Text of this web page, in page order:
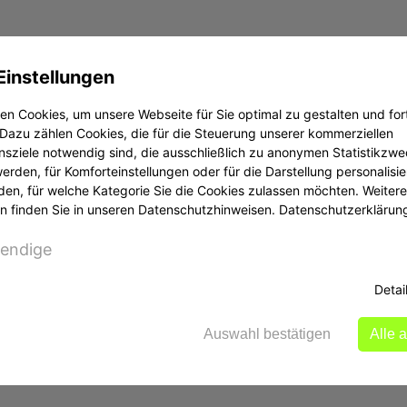
haben, gibt es trotzdem rechtliche
und die Möglichkeit, eine strafrechtliche
Kontoauszüge, E-Mails, Screenshots der
prüfen.
die Öffentlichkeit vor unseriösen Anbietern,
der Polizei und der Staatsanwaltschaft. Um die
Cookies, um unsere Webseite für Sie optimal zu gestalten und
zählen Cookies, die für die Steuerung unserer kommerziellen
notwendig sind, die ausschließlich zu anonymen
für Komforteinstellungen oder für die Darstellung
für welche Kategorie Sie die Cookies zulassen möchten. Weitere
finden Sie in unseren Datenschutzhinweisen.
Auswahl bestätigen Alle